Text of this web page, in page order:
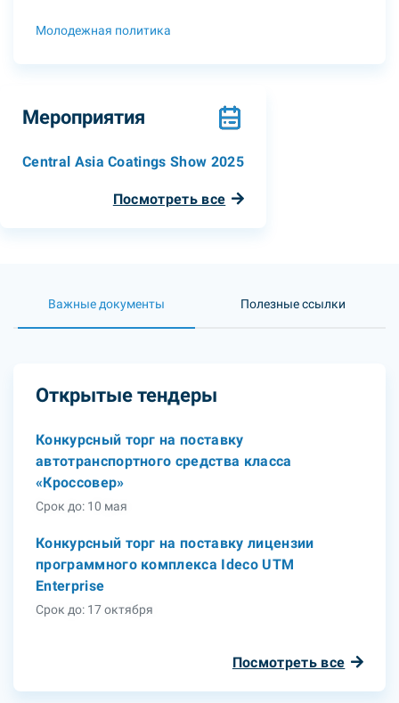
Молодежная политика
Мероприятия
Central Asia Coatings Show 2025
Посмотреть все
Важные документы Полезные ссылки
Открытые тендеры
Конкурсный торг на поставку
автотранспортного средства класса
«Кроссовер»
Срок до: 10 мая
Конкурсный торг на поставку лицензии
программного комплекса Ideco UTM
Enterprise
Срок до: 17 октября
Посмотреть все